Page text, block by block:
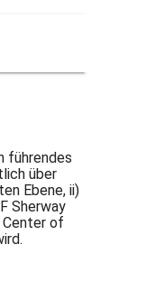
führendes
über
Ebene, ii)
Sherway
Center of